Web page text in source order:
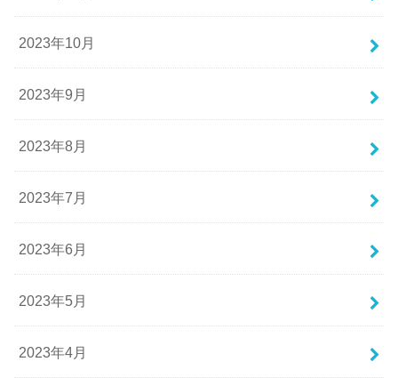
2023年10月
2023年9月
2023年8月
2023年7月
2023年6月
2023年5月
2023年4月